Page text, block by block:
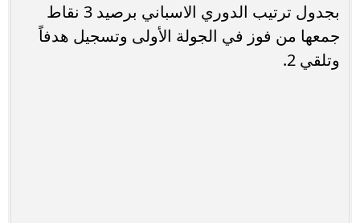
بجدول ترتيب الدوري الاسباني برصيد 3 نقاط
جمعها من فوز في الجولة الأولى وتسجيل هدفاً
وتلقي 2.